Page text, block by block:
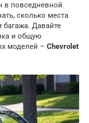
в повседневной
сколько места
багажа. Давайте
и общую
моделей – Chevrolet